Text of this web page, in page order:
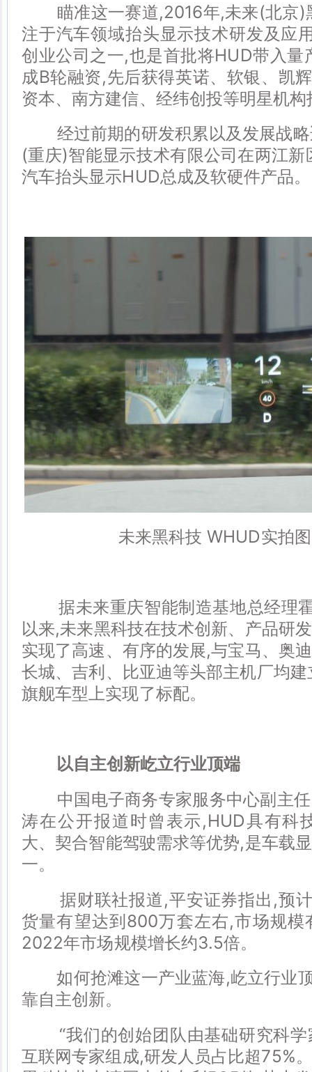
瞄准这一赛道,2016年,未来(北京)
注于汽车领域抬头显示技术研发及应
创业公司之一,也是首批将HUD带入量
成B轮融资,先后获得英诺、软银、凯
资本、南方建信、经纬创投等明星机构
经过前期的研发积累以及发展战略
(重庆)智能显示技术有限公司在两江
汽车抬头显示HUD总成及软硬件产品。
未来黑科技 WHUD实拍
据未来重庆智能制造基地总经理
以来,未来黑科技在技术创新、产品研
实现了高速、有序的发展,与宝马、奥
长城、吉利、比亚迪等头部主机厂均
旗舰车型上实现了标配。
以自主创新屹立行业顶端
中国电子商务专家服务中心副主任
涛在公开报道时曾表示,HUD具有科
大、契合智能驾驶需求等优势,是车载
一。
据财联社报道,平安证券指出,预
货量有望达到800万套左右,市场规模
2022年市场规模增长约3.5倍。
如何抢滩这一产业蓝海,屹立行业
靠自主创新。
“我们的创始团队由基础研究科学
互联网专家组成,研发人员占比超75%